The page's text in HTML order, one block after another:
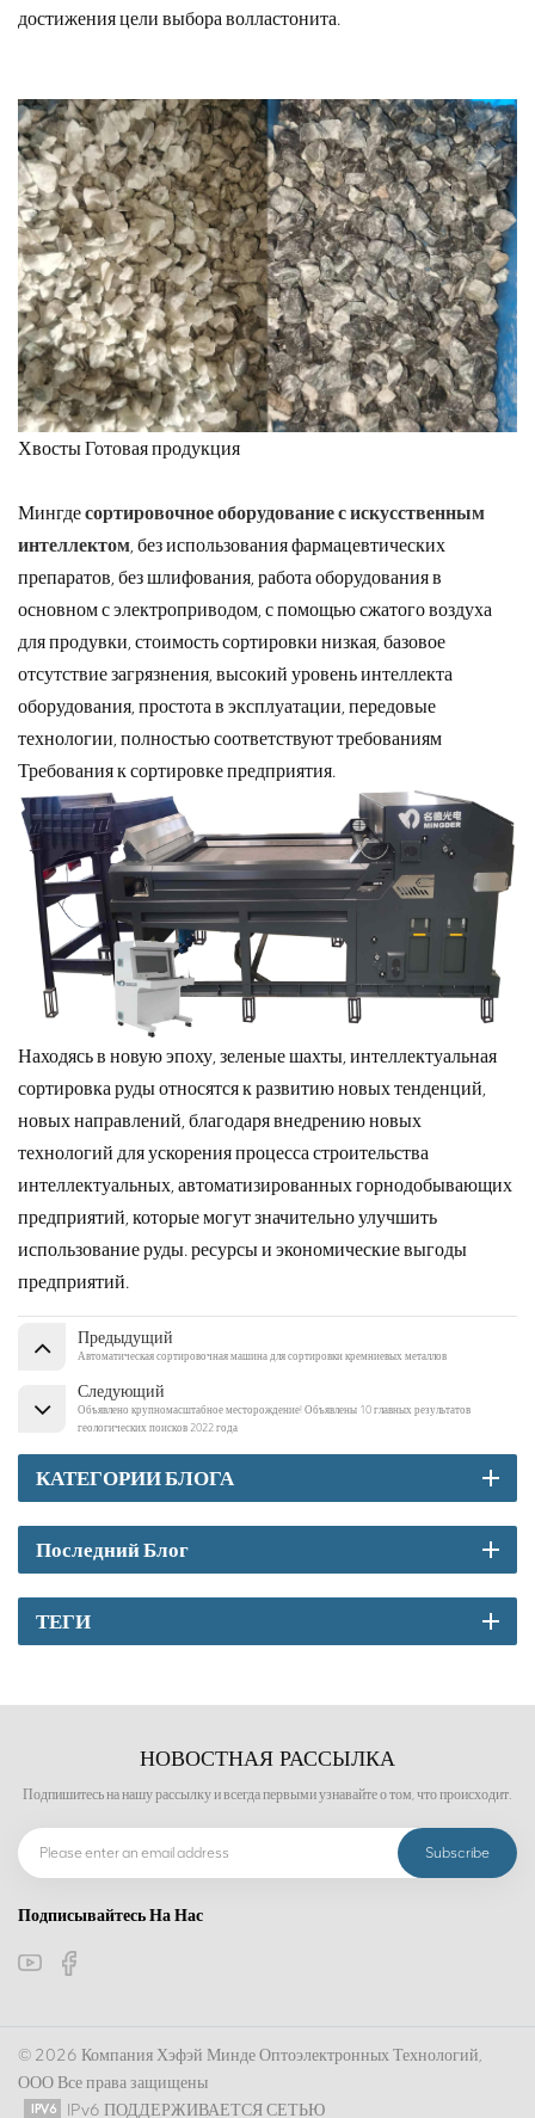
достижения цели выбора волластонита.
Хвосты Готовая продукция
Мингдесортировочное оборудование с искусственным
интеллектом , без использования фармацевтических
препаратов, без шлифования, работа оборудования в
основном с электроприводом, с помощью сжатого воздуха
для продувки, стоимость сортировки низкая, базовое
отсутствие загрязнения, высокий уровень интеллекта
оборудования, простота в эксплуатации, передовые
технологии, полностью соответствуют требованиям
Требования к сортировке предприятия.
Находясь в новую эпоху, зеленые шахты, интеллектуальная
сортировка руды относятся к развитию новых тенденций,
новых направлений, благодаря внедрению новых
технологий для ускорения процесса строительства
интеллектуальных, автоматизированных горнодобывающих
предприятий, которые могут значительно улучшить
использование руды. ресурсы и экономические выгоды
предприятий.
Предыдущий
Автоматическая сортировочная машина для сортировки кремниевых металлов
Следующий
Объявлено крупномасштабное месторождение! Объявлены 10 главных результатов
геологических поисков 2022 года
КАТЕГОРИИ БЛОГА
Последний Блог
ТЕГИ
НОВОСТНАЯ РАССЫЛКА
Подпишитесь на нашу рассылку и всегда первыми узнавайте о том, что происходит.
Подписывайтесь На Нас
© 2026 Компания Хэфэй Минде Оптоэлектронных Технологий,
ООО Все права защищены
IPv6 ПОДДЕРЖИВАЕТСЯ СЕТЬЮ